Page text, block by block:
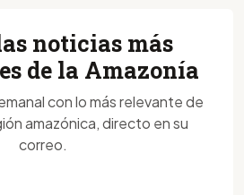
noticias más
de la Amazonía
con lo más relevante de
amazónica, directo en su
correo.